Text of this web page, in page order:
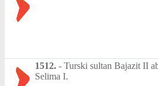
1512. - Turski sultan Bajazit II
Selima I.